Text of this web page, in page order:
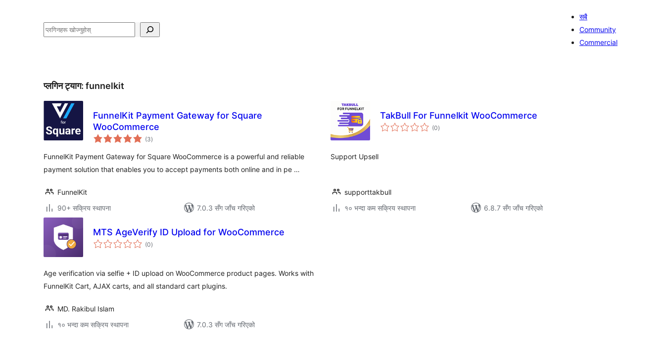
खोज्नुहोस्
सबै
Community
Commercial
प्लगिन ट्याग: funnelkit
FunnelKit Payment Gateway for Square
WooCommerce
(3कुल
रेटिङ्गहरू
)
FunnelKit Payment Gateway for Square WooCommerce is a powerful and reliable
payment solution that enables you to accept payments both online and in pe …
FunnelKit
90+ सक्रिय स्थापना
7.0.3 सँग जाँच गरिएको
TakBull For Funnelkit WooCommerce
(0कुल
रेटिङ्गहरू
)
Support Upsell
supporttakbull
१० भन्दा कम सक्रिय स्थापना
6.8.7 सँग जाँच गरिएको
MTS AgeVerify ID Upload for WooCommerce
(0कुल
रेटिङ्गहरू
)
Age verification via selfie + ID upload on WooCommerce product pages. Works with
FunnelKit Cart, AJAX carts, and all standard cart plugins.
MD. Rakibul Islam
१० भन्दा कम सक्रिय स्थापना
7.0.3 सँग जाँच गरिएको